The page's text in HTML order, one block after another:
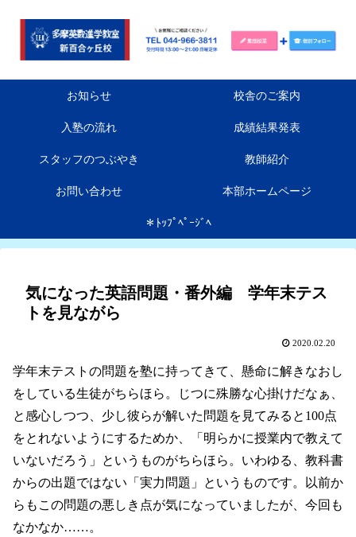
お知らせ 校舎のご案内
入塾の流れ 成績結果発表
スタッフのつぶやき 教師紹介
お問い合わせ 本部ホームページ
＊ﾄｯﾌﾟﾍﾟｰｼﾞﾍ
気になった英語問題・番外編 学年末テス
トを見ながら
2020.02.20
学年末テストの問題を塾に持ってきて、懸命に解きなおし
をしている生徒がちらほら。じつに殊勝な心掛けだなぁ、
と感心しつつ、少し彼らが解いた問題を見てみると100点
をとれないようにするためか、「明らかに授業内で教えて
いないだろう」というものがちらほら。いわゆる、教科書
からの出題ではない「実力問題」というものです。以前か
らもこの問題の悪しき点が気になっていましたが、今回も
なかなか……。